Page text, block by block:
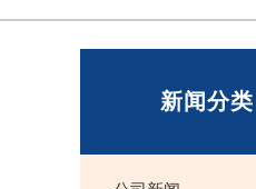
新闻分类